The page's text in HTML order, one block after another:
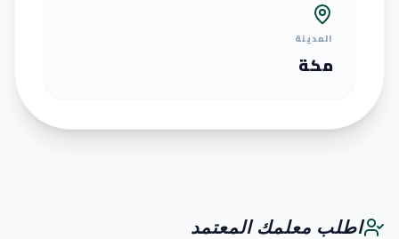
المدينة
مكة
اطلب معلمك المعتمد